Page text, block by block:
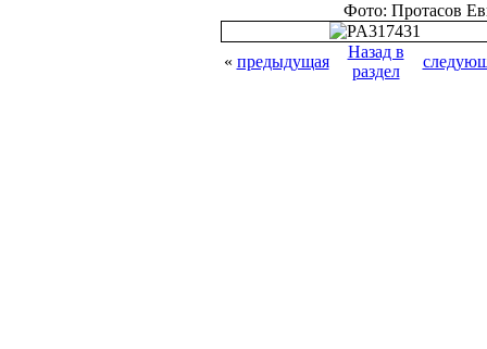
Фото: Протасов
« предыдущая
Назад в
раздел